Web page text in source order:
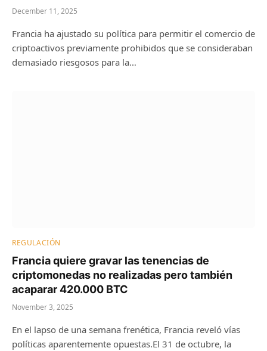
December 11, 2025
Francia ha ajustado su política para permitir el comercio de
criptoactivos previamente prohibidos que se consideraban
demasiado riesgosos para la…
REGULACIÓN
Francia quiere gravar las tenencias de
criptomonedas no realizadas pero también
acaparar 420.000 BTC
November 3, 2025
En el lapso de una semana frenética, Francia reveló vías
políticas aparentemente opuestas.El 31 de octubre, la